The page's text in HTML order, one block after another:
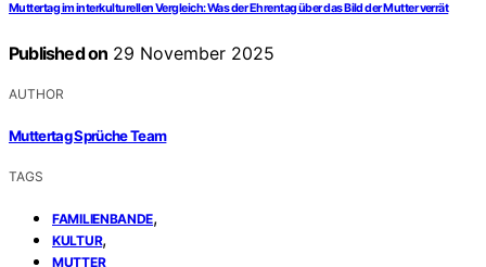
Muttertag im interkulturellen Vergleich: Was der Ehrentag über das Bild der Mutter verrät
Published on 29 November 2025
AUTHOR
Muttertag Sprüche Team
TAGS
FAMILIENBANDE,
KULTUR,
MUTTER